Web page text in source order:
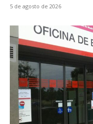
5 de agosto de 2026